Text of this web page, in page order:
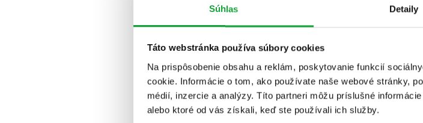
Súhlas Detaily
Táto webstránka používa súbory cookies
Na prispôsobenie obsahu a reklám, poskytovanie funkcií
cookie. Informácie o tom, ako používate naše webové stránky,
médií, inzercie a analýzy. Títo partneri môžu príslušné
alebo ktoré od vás získali, keď ste používali ich služby.